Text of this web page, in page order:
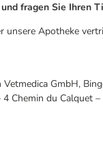
fragen Sie Ihren
Apotheke
GmbH,
Chemin du Calquet